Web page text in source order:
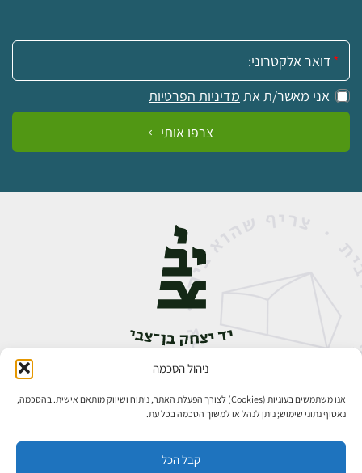
ניהול הסכמה
אנו משתמשים בעוגיות (Cookies) לצורך הפעלת האתר, ניתוח ושיווק מותאם אישית. בהסכמה,
נאסוף נתוני שימוש; ניתן לנהל או למשוך הסכמה בכל עת.
קבל הכל
אימייל:
אני מאשר/ת את מדיניות הפרטיות
צרפו אותי
אבן גבירול 14, רחביה, ירושלים